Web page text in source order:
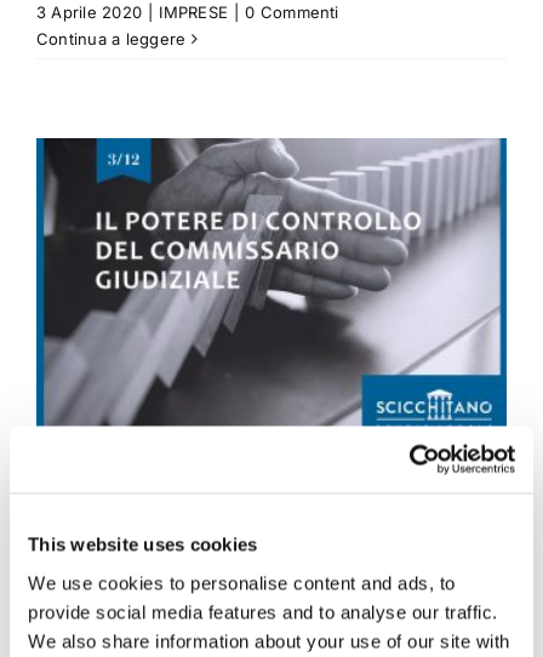
This website uses cookies
We use cookies to personalise content and ads, to
provide social media features and to analyse our traffic.
We also share information about your use of our site with
3 Aprile 2020 IMPRESE
0 Commenti
Continua a leggere
Pt. 3 Il potere di
controllo del
Commissario